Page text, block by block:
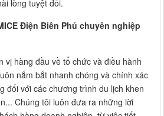
lòng tuyệt đối.
Điện Biên Phủ chuyên nghiệp
vị hàng đầu về tổ chức và điều hành
nắm bắt nhanh chóng và chính xác
đối với các chương trình du lịch khen
Chúng tôi luôn đưa ra những lời